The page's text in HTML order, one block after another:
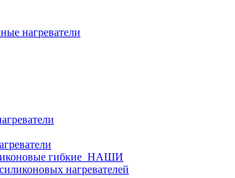
нагреватели
гибкие_НАШИ
нагревателей